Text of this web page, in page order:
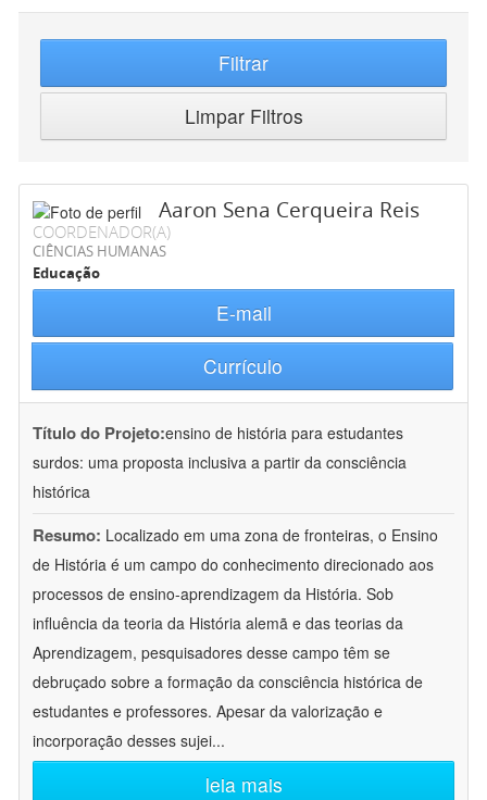
Filtrar
Limpar Filtros
Aaron Sena Cerqueira Reis
COORDENADOR(A)
CIÊNCIAS HUMANAS
Educação
E-mail
Currículo
Título do Projeto:ensino de história para estudantes
surdos: uma proposta inclusiva a partir da consciência
histórica
Resumo: Localizado em uma zona de fronteiras, o Ensino
de História é um campo do conhecimento direcionado aos
processos de ensino-aprendizagem da História. Sob
influência da teoria da História alemã e das teorias da
Aprendizagem, pesquisadores desse campo têm se
debruçado sobre a formação da consciência histórica de
estudantes e professores. Apesar da valorização e
incorporação desses sujei...
leia mais